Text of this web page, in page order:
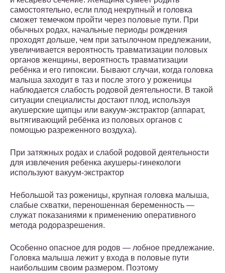
самостоятельно, если плод некрупный и головка
сможет темечком пройти через половые пути. При
обычных родах, начальные периоды рождения
проходят дольше, чем при затылочном предлежании,
увеличивается вероятность травматизации половых
органов женщины, вероятность травматизации
ребёнка и его гипоксии. Бывают случаи, когда головка
малыша заходит в таз и после этого у роженицы
наблюдается слабость родовой деятельности. В такой
ситуации специалисты достают плод, используя
акушерские щипцы или вакуум-экстрактор (аппарат,
вытягивающий ребёнка из половых органов с
помощью разреженного воздуха).
При затяжных родах и слабой родовой деятельности
для извлечения ребенка акушеры-гинекологи
используют вакуум-экстрактор
Небольшой таз роженицы, крупная головка малыша,
слабые схватки, переношенная беременность —
служат показаниями к применению оперативного
метода родоразрешения.
Особенно опасное для родов — лобное предлежание.
Головка малыша лежит у входа в половые пути
наибольшим своим размером. Поэтому